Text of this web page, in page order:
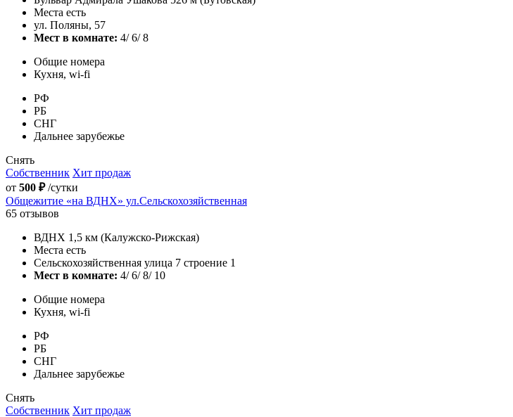
Места есть
ул. Поляны, 57
Мест в комнате: 4/ 6/ 8
Общие номера
Кухня, wi-fi
РФ
РБ
СНГ
Дальнее зарубежье
Снять
Собственник Хит продаж
от 500 ₽/сутки
Общежитие «на ВДНХ» ул.Сельскохозяйственная
65 отзывов
ВДНХ 1,5 км (Калужско-Рижская)
Места есть
Сельскохозяйственная улица 7 строение 1
Мест в комнате: 4/ 6/ 8/ 10
Общие номера
Кухня, wi-fi
РФ
РБ
СНГ
Дальнее зарубежье
Снять
Собственник Хит продаж